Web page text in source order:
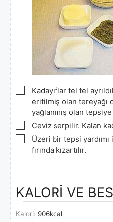
▢
Kadayıflar tel tel
eritilmiş olan tereyağı
yağlanmış olan
▢
Ceviz serpilir. Kalan
▢
Üzeri bir tepsi
fırında kızartılır.
KALORİ VE
Kalori: 906kcal